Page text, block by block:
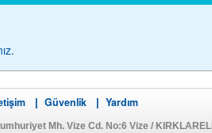
Güvenlik Yardım
Mh. Vize Cd. No:6 Vize / KIRKLARELİ